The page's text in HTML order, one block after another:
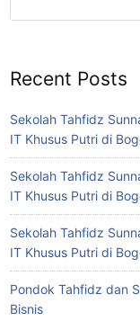
Recent Posts
Sekolah Tahfidz
IT Khusus Putri di
Sekolah Tahfidz
IT Khusus Putri di
Sekolah Tahfidz
IT Khusus Putri di
Pondok Tahfidz dan
Bisnis